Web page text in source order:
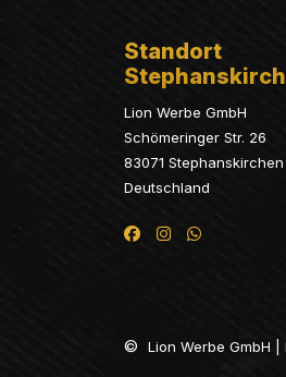
Standort
Lion Werbe GmbH
Schömeringer Str. 26
83071 Stephanskirchen
Deutschland
© Lion Werbe GmbH